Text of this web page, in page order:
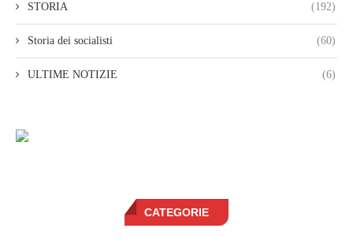
STORIA (192)
Storia dei socialisti (60)
ULTIME NOTIZIE (6)
CATEGORIE